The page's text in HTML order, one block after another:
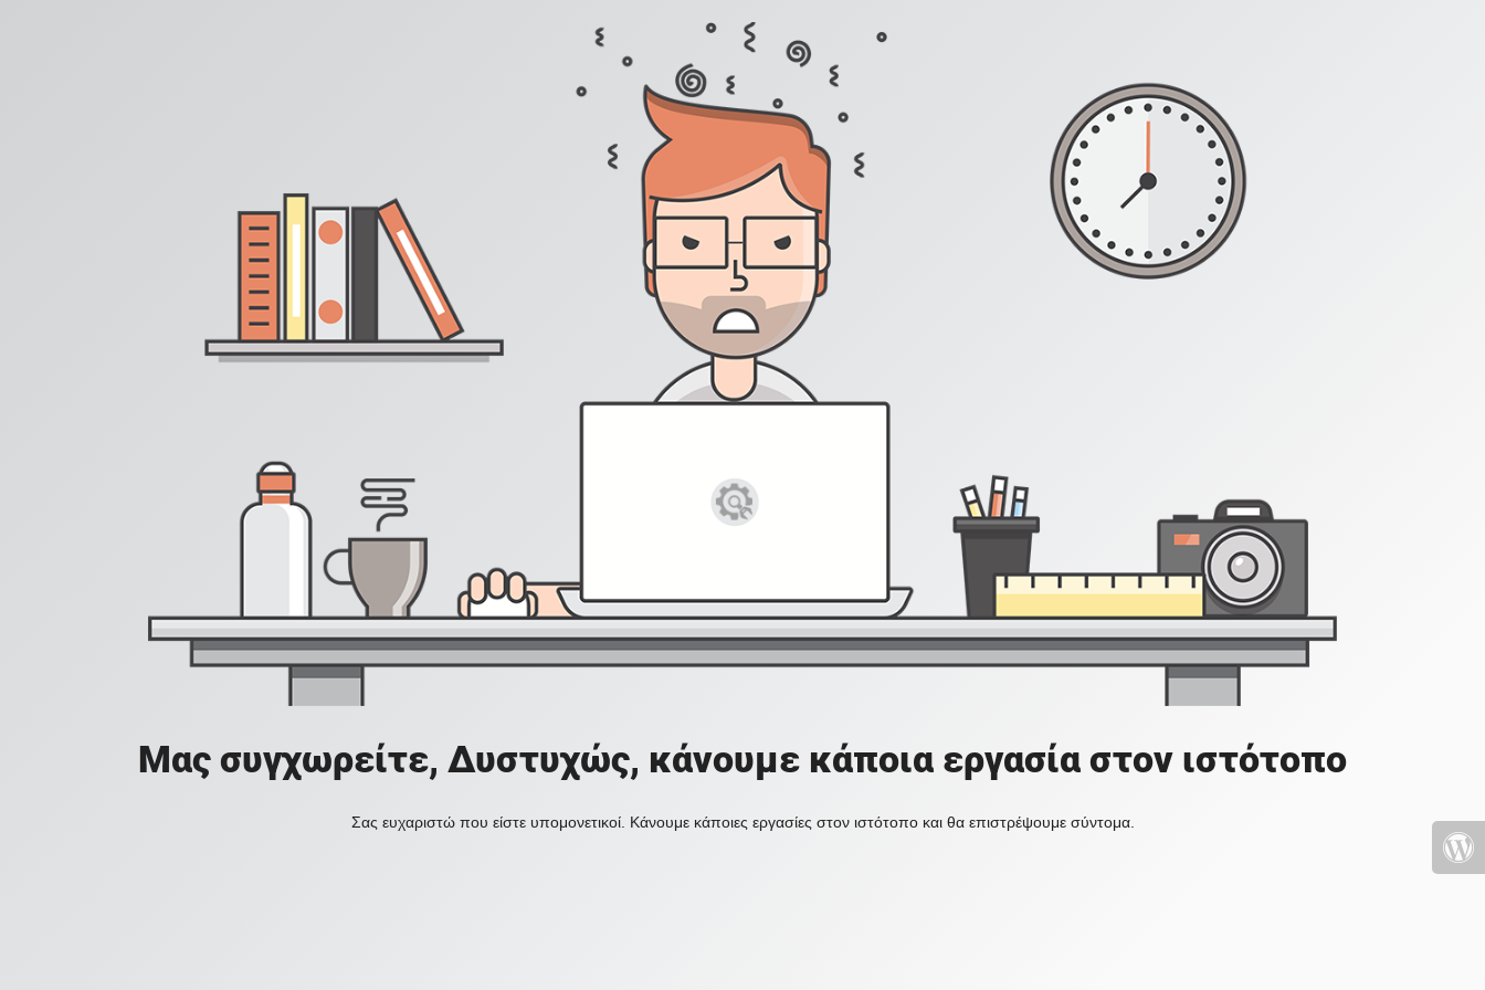
Μας συγχωρείτε, Δυστυχώς, κάνουμε κάποια εργασία στον ιστότοπο
Σας ευχαριστώ που είστε υπομονετικοί. Κάνουμε κάποιες εργασίες στον ιστότοπο και θα επιστρέψουμε σύντομα.